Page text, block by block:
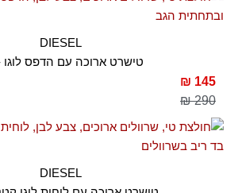
DIESEL
טישרט ארוכה עם הדפס לוגו
145 ₪
290 ₪
DIESEL